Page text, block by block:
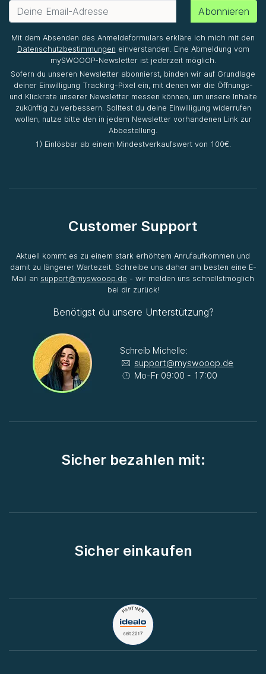
Abonnieren
Mit dem Absenden des Anmeldeformulars erkläre ich mich mit den
Datenschutzbestimmungen einverstanden. Eine Abmeldung vom
mySWOOOP-Newsletter ist jederzeit möglich.
Sofern du unseren Newsletter abonnierst, binden wir auf Grundlage
deiner Einwilligung Tracking-Pixel ein, mit denen wir die Öffnungs-
und Klickrate unserer Newsletter messen können, um unsere Inhalte
zukünftig zu verbessern. Solltest du deine Einwilligung widerrufen
wollen, nutze bitte den in jedem Newsletter vorhandenen Link zur
Abbestellung.
1) Einlösbar ab einem Mindestverkaufswert von 100€.
Customer Support
Aktuell kommt es zu einem stark erhöhtem Anrufaufkommen und
damit zu längerer Wartezeit. Schreibe uns daher am besten eine E-
Mail an support@myswooop.de - wir melden uns schnellstmöglich
bei dir zurück!
Benötigst du unsere Unterstützung?
Schreib Michelle:
support@myswooop.de
Mo-Fr 09:00 - 17:00
Sicher bezahlen mit:
Sicher einkaufen